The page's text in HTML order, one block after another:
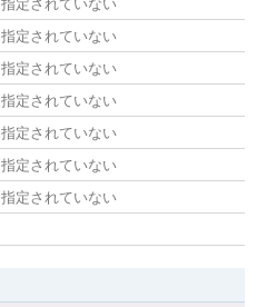
指定されていない
指定されていない
指定されていない
指定されていない
指定されていない
指定されていない